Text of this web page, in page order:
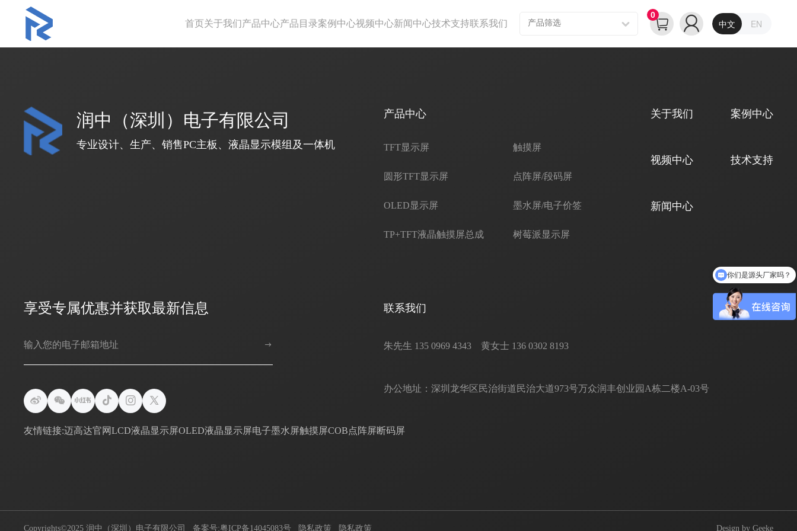
首页关于我们产品中心产品目录案例中心视频中心新闻中心技术支持联系我们
0
中文 EN
润中（深圳）电子有限公司
专业设计、生产、销售PC主板、液晶显示模组及一体机
产品中心
TFT显示屏
圆形TFT显示屏
OLED显示屏
TP+TFT液晶触摸屏总成
触摸屏
点阵屏/段码屏
墨水屏/电子价签
树莓派显示屏
关于我们
视频中心
新闻中心
案例中心
技术支持
享受专属优惠并获取最新信息 联系我们
朱先生 135 0969 4343    黄女士 136 0302 8193
办公地址：深圳龙华区民治街道民治大道973号万众润丰创业园A栋二楼A-03号
友情链接:迈高达官网LCD液晶显示屏OLED液晶显示屏电子墨水屏触摸屏COB点阵屏断码屏
Copyrights©2025 润中（深圳）电子有限公司备案号:粤ICP备14045083号 隐私政策 隐私政策 Design by Geeke
你们是源头厂家吗？